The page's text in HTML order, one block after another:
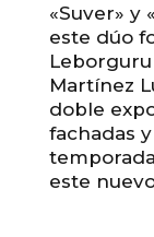
«Suver» y
este dúo
Martínez
doble
fachadas
este